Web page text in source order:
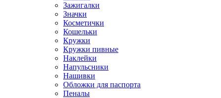
Зажигалки
Значки
Косметички
Кошельки
Кружки
Кружки пивные
Наклейки
Напульсники
Нашивки
Обложки для паспорта
Пеналы